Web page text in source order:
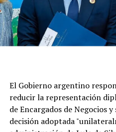
que Brasil dejaba la
cuando la Argentina tenía
en riesgo de vida", sostuvo
Eso es mucho más grave que
ocurrido hasta ese momento
Argentina viene manejando
El Gobierno argentino
reducir la representación
de Encargados de Negocios
decisión adoptada